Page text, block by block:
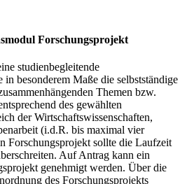
Forschungsprojekt
studienbegleitende
besonderem Maße die selbstständige
Themen bzw.
des gewählten
der Wirtschaftswissenschaften,
(i.d.R. bis maximal vier
Forschungsprojekt sollte die Laufzeit
Auf Antrag kann ein
genehmigt werden. Über die
des Forschungsprojekts